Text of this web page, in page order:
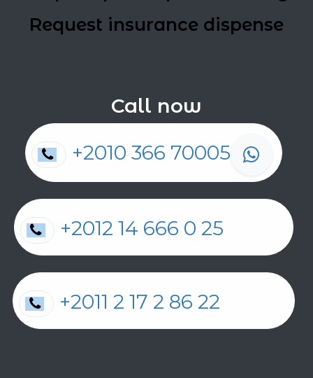
Request insurance dispense
Call now
+2010 366 70005
+2012 14 666 0 25
+2011 2 17 2 86 22